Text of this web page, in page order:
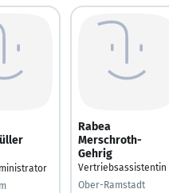
Rabea
Merschroth-
Gehrig
Vertriebsassistentin
Ober-Ramstadt